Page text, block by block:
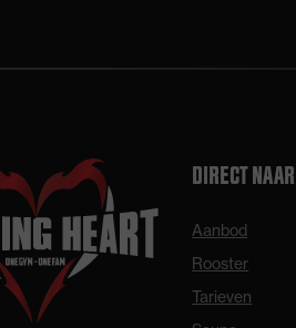
DIRECT NAAR
Aanbod
Rooster
Tarieven